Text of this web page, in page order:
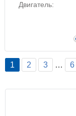
Двигатель:
1 2 3 … 6